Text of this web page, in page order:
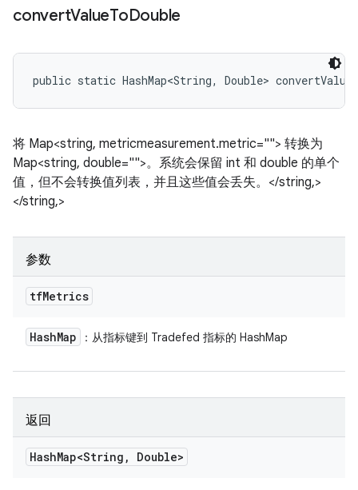
convertValueToDouble
public static HashMap<String, Double>
将 Map<string, metricmeasurement.metric=""> 转换为
Map<string, double="">。系统会保留 int 和 double 的单个
值，但不会转换值列表，并且这些值会丢失。</string,>
</string,>
参数
tfMetrics
HashMap ：从指标键到 Tradefed 指标的 HashMap
返回
HashMap<String , Double>